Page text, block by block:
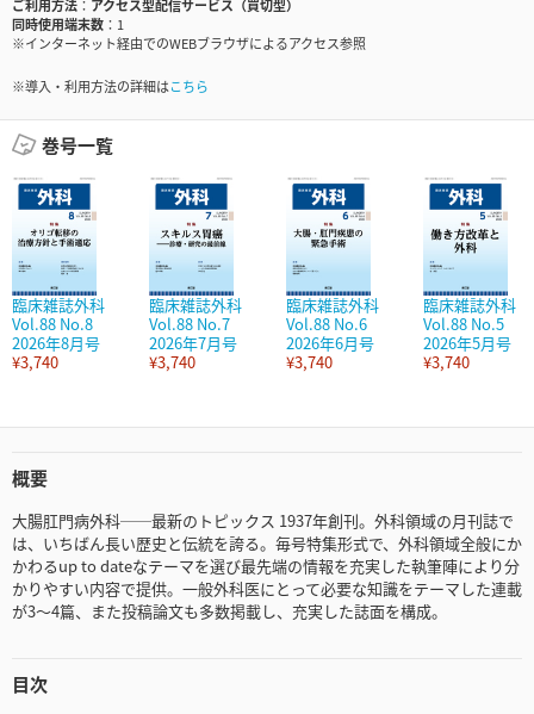
ご利用方法
アクセス型配信サービス（買切型）
同時使用端末数
1
※インターネット経由でのWEBブラウザによるアクセス参照
※導入・利用方法の詳細はこちら
巻号一覧
臨床雑誌外科
Vol.88 No.8
2026年8月号
¥3,740
臨床雑誌外科
Vol.88 No.7
2026年7月号
¥3,740
臨床雑誌外科
Vol.88 No.6
2026年6月号
¥3,740
臨床雑誌外科
Vol.88 No.5
2026年5月号
¥3,740
概要
大腸肛門病外科──最新のトピックス 1937年創刊。外科領域の月刊誌で
は、いちばん長い歴史と伝統を誇る。毎号特集形式で、外科領域全般にか
かわるup to dateなテーマを選び最先端の情報を充実した執筆陣により分
かりやすい内容で提供。一般外科医にとって必要な知識をテーマした連載
が3～4篇、また投稿論文も多数掲載し、充実した誌面を構成。
目次